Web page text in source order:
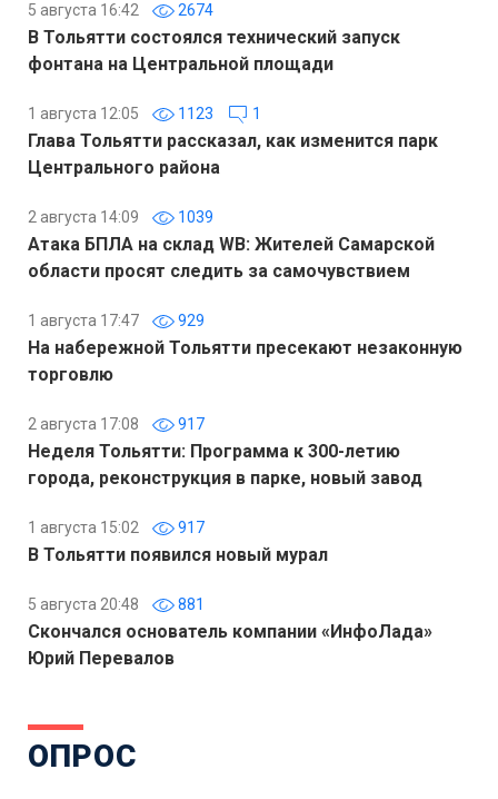
5 августа 16:42 2674
В Тольятти состоялся технический запуск
фонтана на Центральной площади
1 августа 12:05 1123 1
Глава Тольятти рассказал, как изменится парк
Центрального района
2 августа 14:09 1039
Атака БПЛА на склад WB: Жителей Самарской
области просят следить за самочувствием
1 августа 17:47 929
На набережной Тольятти пресекают незаконную
торговлю
2 августа 17:08 917
Неделя Тольятти: Программа к 300-летию
города, реконструкция в парке, новый завод
1 августа 15:02 917
В Тольятти появился новый мурал
5 августа 20:48 881
Скончался основатель компании «ИнфоЛада»
Юрий Перевалов
ОПРОС